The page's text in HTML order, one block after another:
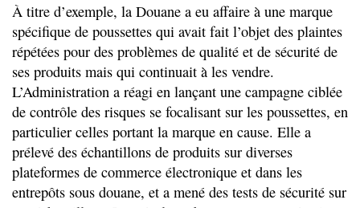
À titre d’exemple, la Douane a eu affaire à une marque
spécifique de poussettes qui avait fait l’objet des plaintes
répétées pour des problèmes de qualité et de sécurité de
ses produits mais qui continuait à les vendre.
L’Administration a réagi en lançant une campagne ciblée
de contrôle des risques se focalisant sur les poussettes, en
particulier celles portant la marque en cause. Elle a
prélevé des échantillons de produits sur diverses
plateformes de commerce électronique et dans les
entrepôts sous douane, et a mené des tests de sécurité sur